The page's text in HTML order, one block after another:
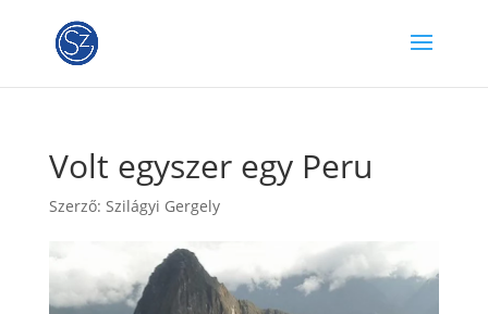
Volt egyszer egy Peru
Szerző: Szilágyi Gergely